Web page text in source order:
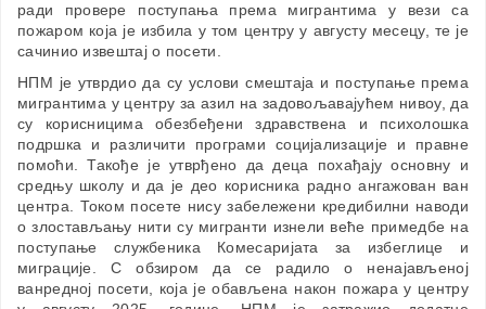
ради провере поступања према мигрантима у вези са
пожаром која је избила у том центру у августу месецу, те је
сачинио извештај о посети.
НПМ је утврдио да су услови смештаја и поступање према
мигрантима у центру за азил на задовољавајућем нивоу, да
су корисницима обезбеђени здравствена и психолошка
подршка и различити програми социјализације и правне
помоћи. Такође је утврђено да деца похађају основну и
средњу школу и да је део корисника радно ангажован ван
центра. Током посете нису забележени кредибилни наводи
о злостављању нити су мигранти изнели веће примедбе на
поступање службеника Комесаријата за избеглице и
миграције. С обзиром да се радило о ненајављеној
ванредној посети, која је обављена након пожара у центру